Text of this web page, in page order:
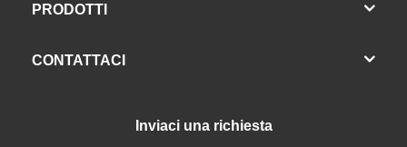
PRODOTTI
CONTATTACI
Inviaci una richiesta